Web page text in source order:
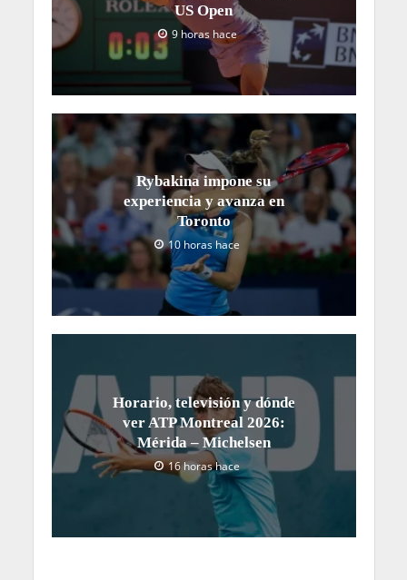
US Open
9 horas hace
Rybakina impone su
experiencia y avanza en
Toronto
10 horas hace
Horario, televisión y dónde
ver ATP Montreal 2026:
Mérida – Michelsen
16 horas hace